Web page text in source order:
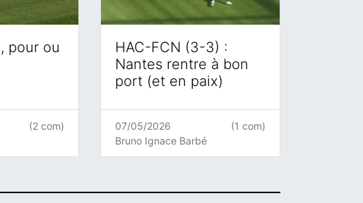
pour ou
(2 com)
HAC-FCN (3-3) :
Nantes rentre à bon
port (et en paix)
07/05/2026
Bruno Ignace Barbé
(1 com)